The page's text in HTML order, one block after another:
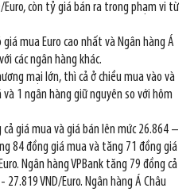
còn tỷ giá bán ra trong phạm vi từ
mua Euro cao nhất và Ngân hàng Á
các ngân hàng khác.
mại lớn, thì cả ở chiều mua vào và
1 ngân hàng giữ nguyên so với hôm
giá mua và giá bán lên mức 26.864 –
84 đồng giá mua và tăng 71 đồng giá
Ngân hàng VPBank tăng 79 đồng cả
VND/Euro. Ngân hàng Á Châu